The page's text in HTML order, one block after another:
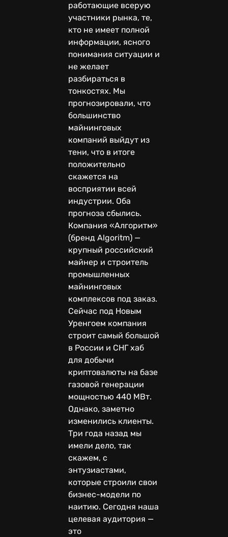
работающие всерую
участники рынка, те,
кто не имеет полной
информации, ясного
понимания ситуации и
не желает
разбираться в
тонкостях. Мы
прогнозировали, что
большинство
майнинговых
компаний выйдут из
тени, что в итоге
положительно
скажется на
восприятии всей
индустрии. Оба
прогноза сбылись.
Компания «Алгоритм»
(бренд Algoritm) —
крупный российский
майнер и строитель
промышленных
майнинговых
комплексов под заказ.
Сейчас под Новым
Уренгоем компания
строит самый большой
в России и СНГ хаб
для добычи
криптовалюты на базе
газовой генерации
мощностью 440 МВт.
Однако, заметно
изменились клиенты.
Три года назад мы
имели дело, так
скажем, с
энтузиастами,
которые строили свои
бизнес-модели по
наитию. Сегодня наша
целевая аудитория —
это